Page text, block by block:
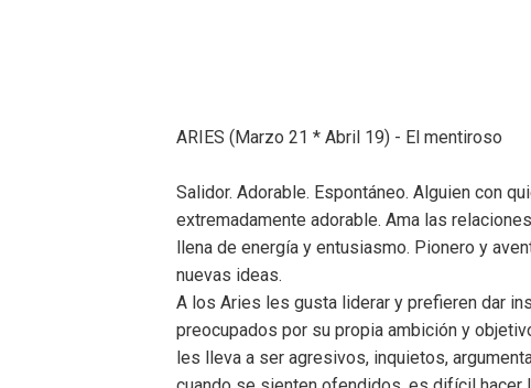
ARIES (Marzo 21 * Abril 19) - El mentiroso
Salidor. Adorable. Espontáneo. Alguien con
extremadamente adorable. Ama las
llena de energía y entusiasmo. Pionero y
nuevas ideas.
A los Aries les gusta liderar y prefieren dar
preocupados por su propia ambición y
les lleva a ser agresivos, inquietos,